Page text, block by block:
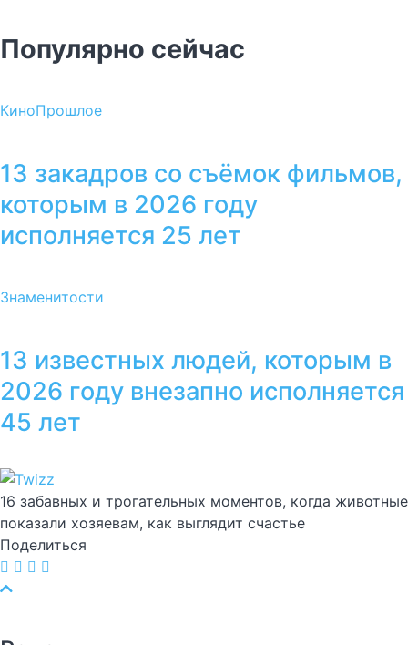
Популярно сейчас
КиноПрошлое
13 закадров со съёмок фильмов,
которым в 2026 году
исполняется 25 лет
Знаменитости
13 известных людей, которым в
2026 году внезапно исполняется
45 лет
16 забавных и трогательных моментов, когда животные
показали хозяевам, как выглядит счастье
Поделиться